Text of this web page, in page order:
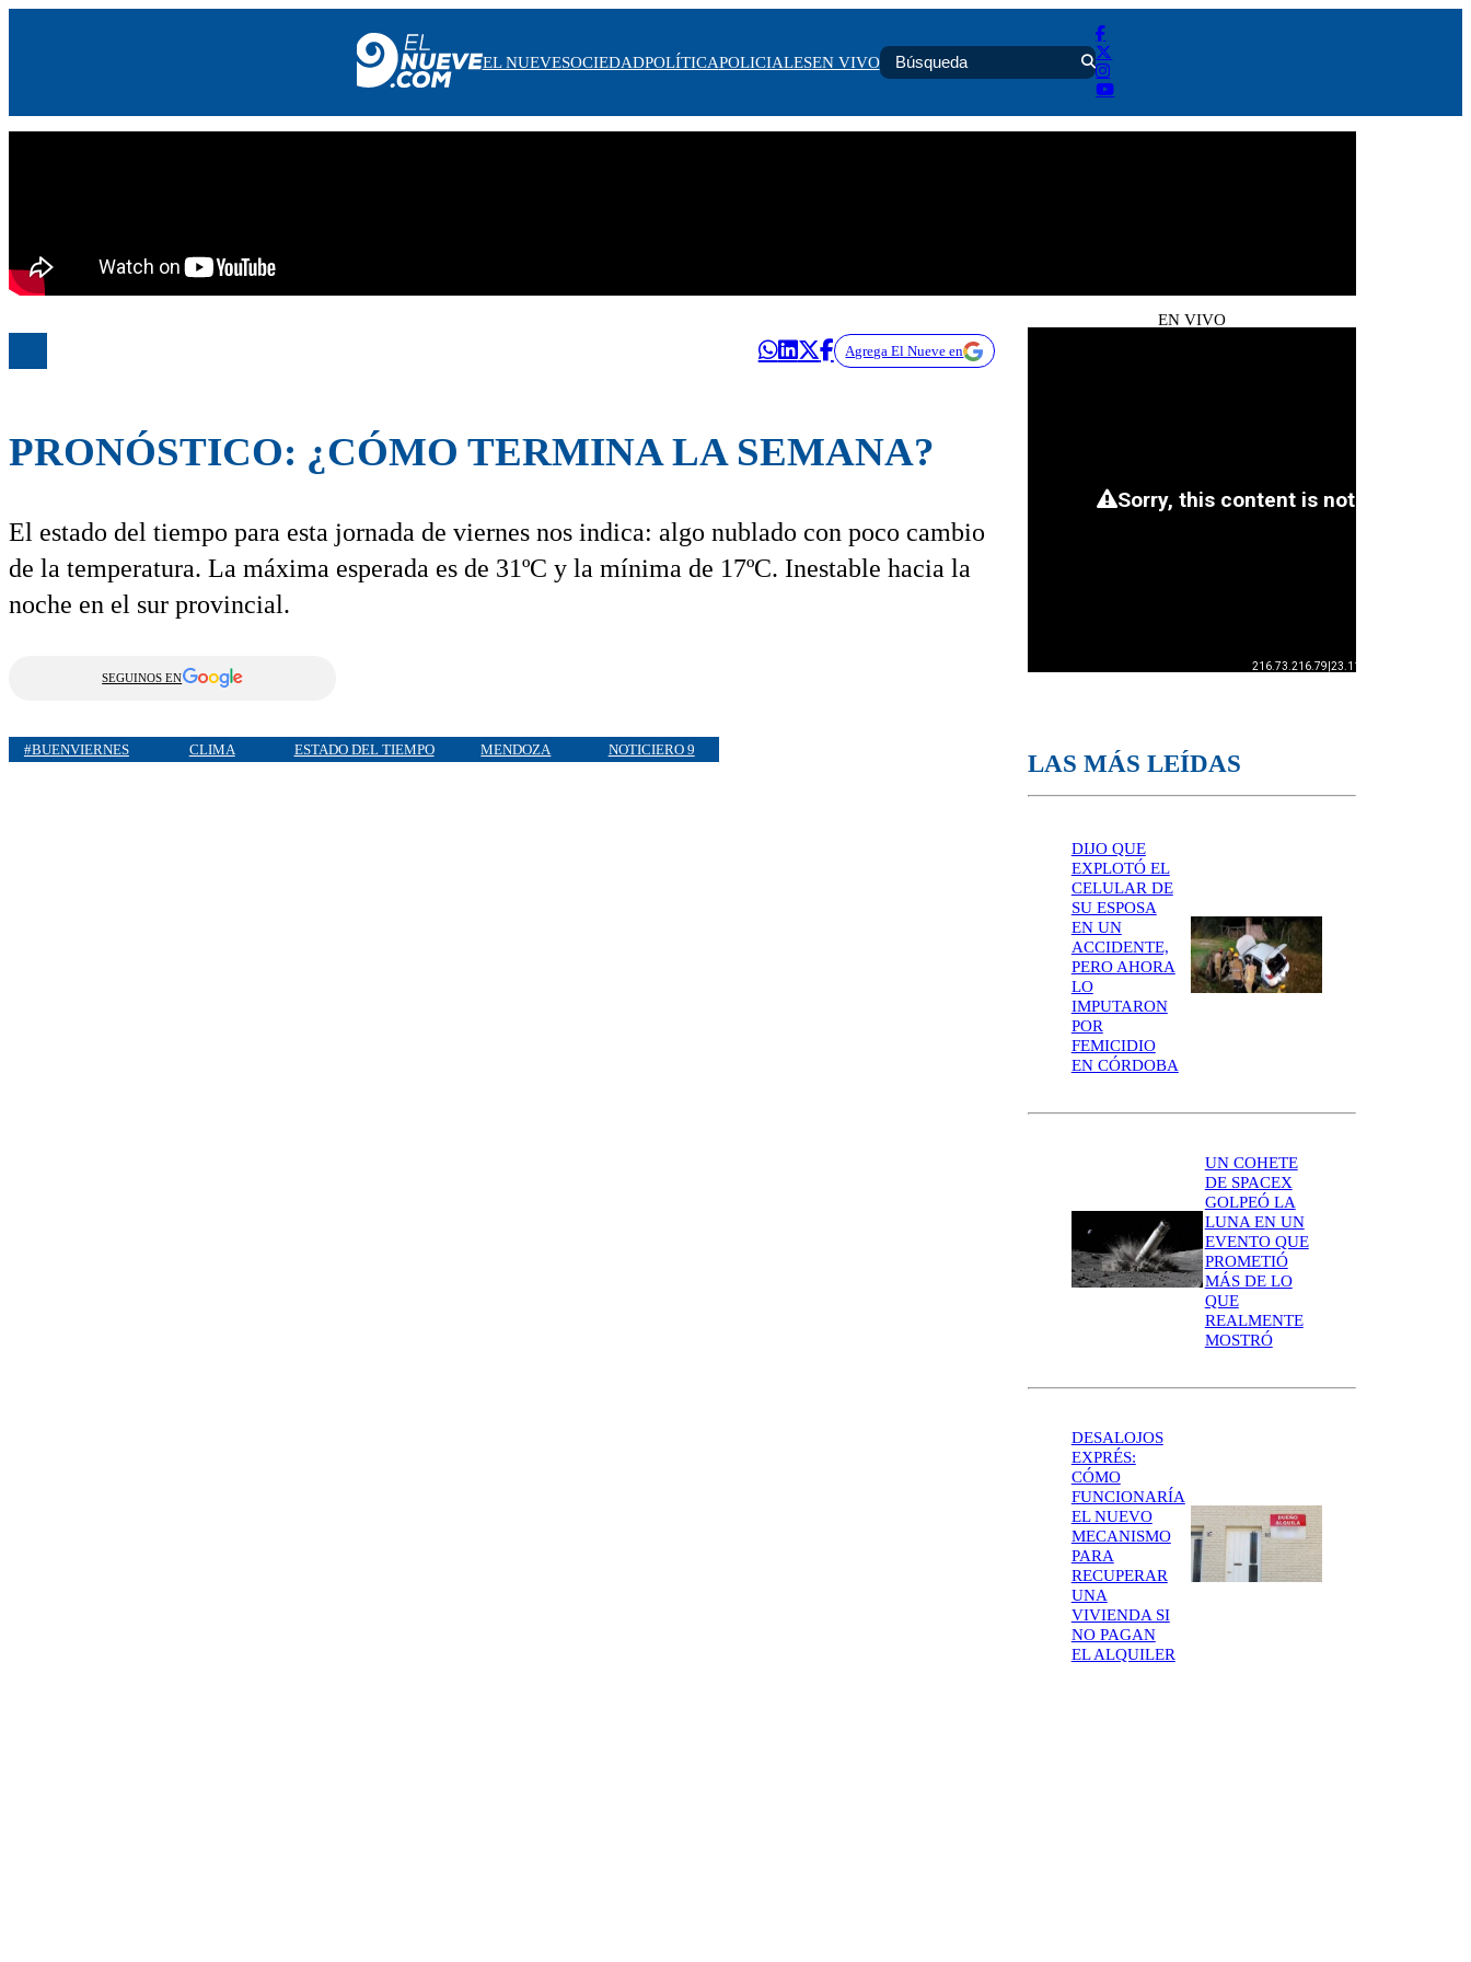
EN VIVO
EL NUEVESOCIEDADPOLÍTICAPOLICIALESEN VIVO
Agrega El Nueve en
PRONÓSTICO: ¿CÓMO TERMINA LA SEMANA?
El estado del tiempo para esta jornada de viernes nos indica: algo nublado con poco cambio
de la temperatura. La máxima esperada es de 31ºC y la mínima de 17ºC. Inestable hacia la
noche en el sur provincial.
SEGUINOS EN
#BUENVIERNES CLIMA ESTADO DEL TIEMPO MENDOZA NOTICIERO 9
EN VIVO
LAS MÁS LEÍDAS
DIJO QUE
EXPLOTÓ EL
CELULAR DE
SU ESPOSA
EN UN
ACCIDENTE,
PERO AHORA
LO
IMPUTARON
POR
FEMICIDIO
EN CÓRDOBA
UN COHETE
DE SPACEX
GOLPEÓ LA
LUNA EN UN
EVENTO QUE
PROMETIÓ
MÁS DE LO
QUE
REALMENTE
MOSTRÓ
DESALOJOS
EXPRÉS:
CÓMO
FUNCIONARÍA
EL NUEVO
MECANISMO
PARA
RECUPERAR
UNA
VIVIENDA SI
NO PAGAN
EL ALQUILER